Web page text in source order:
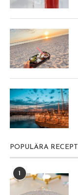
POPULÄRA RECEPT